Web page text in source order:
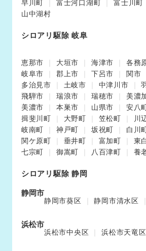
早川町
富士河口湖町 富士川町
山中湖村
シロアリ駆除 岐阜
恵那市 大垣市 海津市 各務
岐阜市
郡上市 下呂市 関市
多治見市
土岐市 中津川市
飛騨市
瑞浪市 瑞穂市
美濃
美濃市
本巣市 山県市 安八
揖斐川町
大野町 笠松町 川
岐南町
神戸町 坂祝町 白川
関ケ原町
垂井町 富加町
東
七宗町
御嵩町 八百津町 養
シロアリ駆除 静岡
静岡市
静岡市葵区 静岡市清水区
浜松市
浜松市中央区 浜松市天竜区